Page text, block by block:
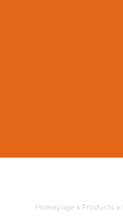
Homepage » Products »